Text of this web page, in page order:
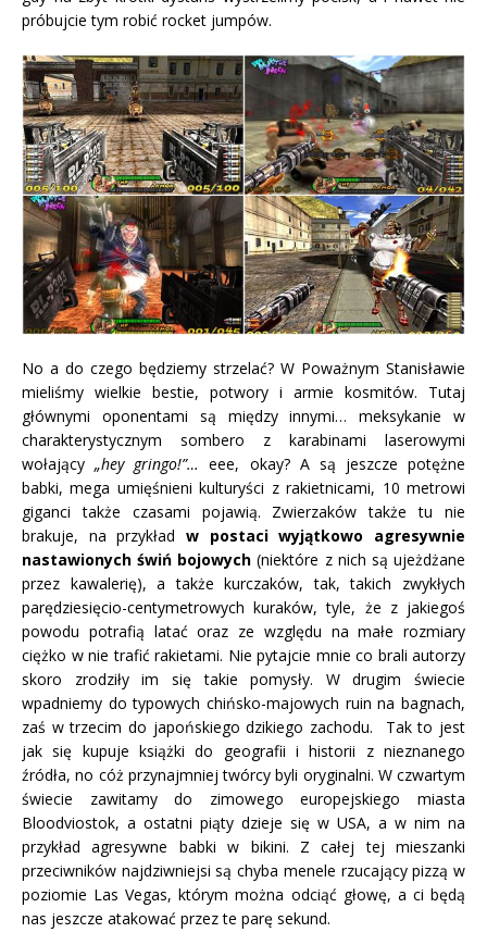
próbujcie tym robić rocket jumpów.
No a do czego będziemy strzelać? W Poważnym Stanisławie
mieliśmy wielkie bestie, potwory i armie kosmitów. Tutaj
głównymi oponentami są między innymi… meksykanie w
charakterystycznym sombero z karabinami laserowymi
wołający„hey gringo!”…eee, okay? A są jeszcze potężne
babki, mega umięśnieni kulturyści z rakietnicami, 10 metrowi
giganci także czasami pojawią. Zwierzaków także tu nie
brakuje, na przykład w postaci wyjątkowo agresywnie
nastawionych świń bojowych (niektóre z nich są ujeżdżane
przez kawalerię), a także kurczaków, tak, takich zwykłych
parędziesięcio-centymetrowych kuraków, tyle, że z jakiegoś
powodu potrafią latać oraz ze względu na małe rozmiary
ciężko w nie trafić rakietami. Nie pytajcie mnie co brali autorzy
skoro zrodziły im się takie pomysły. W drugim świecie
wpadniemy do typowych chińsko-majowych ruin na bagnach,
zaś w trzecim do japońskiego dzikiego zachodu. Tak to jest
jak się kupuje książki do geografii i historii z nieznanego
źródła, no cóż przynajmniej twórcy byli oryginalni. W czwartym
świecie zawitamy do zimowego europejskiego miasta
Bloodviostok, a ostatni piąty dzieje się w USA, a w nim na
przykład agresywne babki w bikini. Z całej tej mieszanki
przeciwników najdziwniejsi są chyba menele rzucający pizzą w
poziomie Las Vegas, którym można odciąć głowę, a ci będą
nas jeszcze atakować przez te parę sekund.